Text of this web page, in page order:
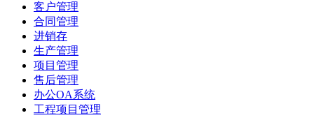
客户管理
合同管理
进销存
生产管理
项目管理
售后管理
办公OA系统
工程项目管理